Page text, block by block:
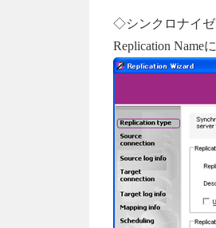
◇シンクロナイ
Replication Name